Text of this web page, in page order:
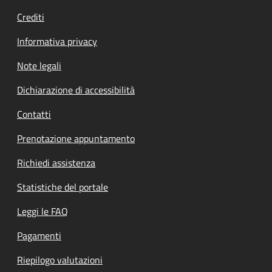
Crediti
Informativa privacy
Note legali
Dichiarazione di accessibilità
Contatti
Prenotazione appuntamento
Richiedi assistenza
Statistiche del portale
Leggi le FAQ
Pagamenti
Riepilogo valutazioni